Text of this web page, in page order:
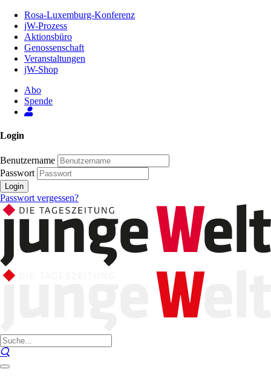
Inhalt
Seite
Rosa-Luxemburg-Konferenz
jW-Prozess
Aktionsbüro
Genossenschaft
Veranstaltungen
jW-Shop
Abo
Spende
Login
Benutzername
Passwort
Login
Passwort vergessen?